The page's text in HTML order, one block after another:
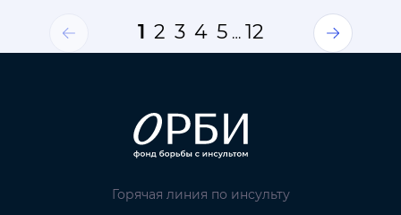
1 2 3 4 5 … 12
Горячая линия по инсульту